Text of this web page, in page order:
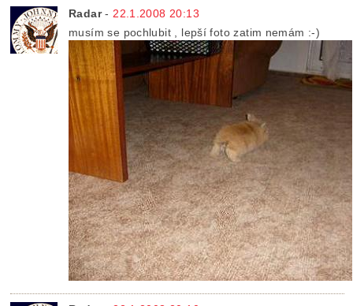
Radar- 22.1.2008 20:13
musím se pochlubit , lepší foto zatim nemám :-)